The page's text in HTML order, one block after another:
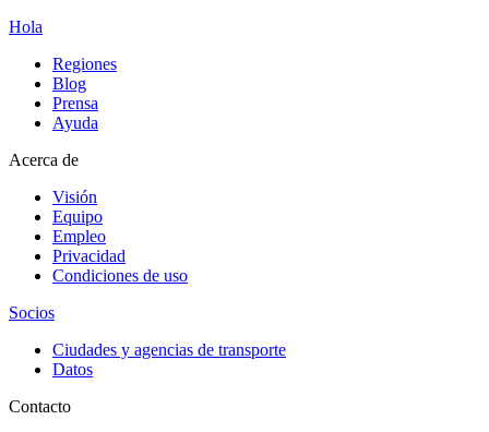
Hola
Regiones
Blog
Prensa
Ayuda
Acerca de
Visión
Equipo
Empleo
Privacidad
Condiciones de uso
Socios
Ciudades y agencias de transporte
Datos
Contacto